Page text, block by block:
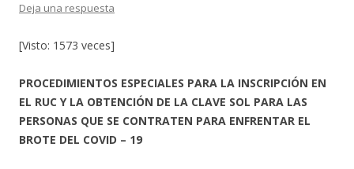
Deja una respuesta
[Visto: 1573 veces]
PROCEDIMIENTOS ESPECIALES PARA LA INSCRIPCIÓN EN
EL RUC Y LA OBTENCIÓN DE LA CLAVE SOL PARA LAS
PERSONAS QUE SE CONTRATEN PARA ENFRENTAR EL
BROTE DEL COVID – 19